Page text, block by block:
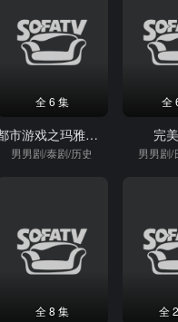
全 6 集
都市游戏之玛雅爱情
男男剧/泰剧/历史
全
完
男男剧/
全 8 集 全